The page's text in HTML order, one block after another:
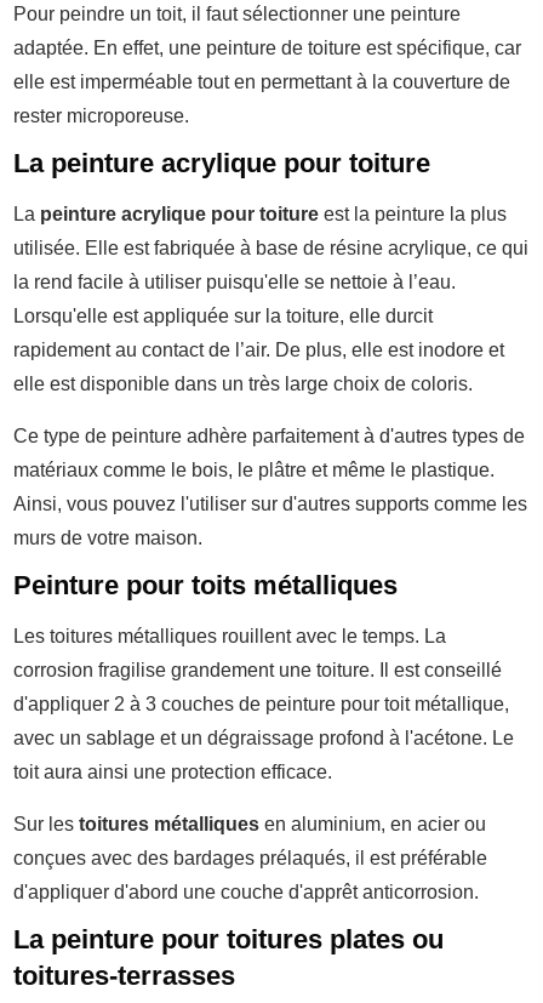
Pour peindre un toit, il faut sélectionner une peinture
adaptée. En effet, une peinture de toiture est spécifique, car
elle est imperméable tout en permettant à la couverture de
rester microporeuse.
La peinture acrylique pour toiture
La peinture acrylique pour toiture est la peinture la plus
utilisée. Elle est fabriquée à base de résine acrylique, ce qui
la rend facile à utiliser puisqu'elle se nettoie à l’eau.
Lorsqu'elle est appliquée sur la toiture, elle durcit
rapidement au contact de l’air. De plus, elle est inodore et
elle est disponible dans un très large choix de coloris.
Ce type de peinture adhère parfaitement à d'autres types de
matériaux comme le bois, le plâtre et même le plastique.
Ainsi, vous pouvez l'utiliser sur d'autres supports comme les
murs de votre maison.
Peinture pour toits métalliques
Les toitures métalliques rouillent avec le temps. La
corrosion fragilise grandement une toiture. Il est conseillé
d'appliquer 2 à 3 couches de peinture pour toit métallique,
avec un sablage et un dégraissage profond à l'acétone. Le
toit aura ainsi une protection efficace.
Sur les toitures métalliques en aluminium, en acier ou
conçues avec des bardages prélaqués, il est préférable
d'appliquer d'abord une couche d'apprêt anticorrosion.
La peinture pour toitures plates ou
toitures-terrasses